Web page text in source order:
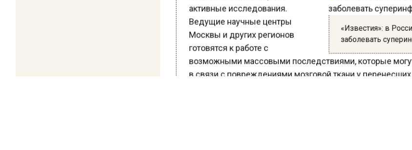
«Известия»: в
заболевать
активные исследования.
Ведущие научные центры
Москвы и других регионов
готовятся к работе с
возможными массовыми последствиями, которые
в связи с повреждениями мозговой ткани у перенесших